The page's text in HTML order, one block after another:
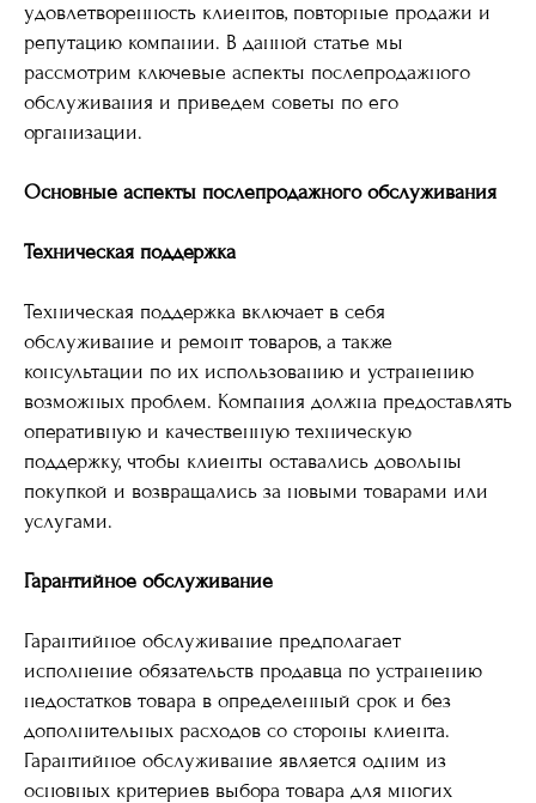
удовлетворенность клиентов, повторные продажи и
репутацию компании. В данной статье мы
рассмотрим ключевые аспекты послепродажного
обслуживания и приведем советы по его
организации.
Основные аспекты послепродажного обслуживания
Техническая поддержка
Техническая поддержка включает в себя
обслуживание и ремонт товаров, а также
консультации по их использованию и устранению
возможных проблем. Компания должна предоставлять
оперативную и качественную техническую
поддержку, чтобы клиенты оставались довольны
покупкой и возвращались за новыми товарами или
услугами.
Гарантийное обслуживание
Гарантийное обслуживание предполагает
исполнение обязательств продавца по устранению
недостатков товара в определенный срок и без
дополнительных расходов со стороны клиента.
Гарантийное обслуживание является одним из
основных критериев выбора товара для многих